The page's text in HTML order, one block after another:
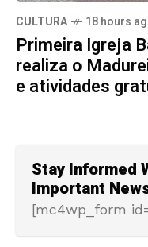
CULTURA 18 hours
Primeira Igreja
realiza o
e atividades
Stay Informed
Important
[mc4wp_form